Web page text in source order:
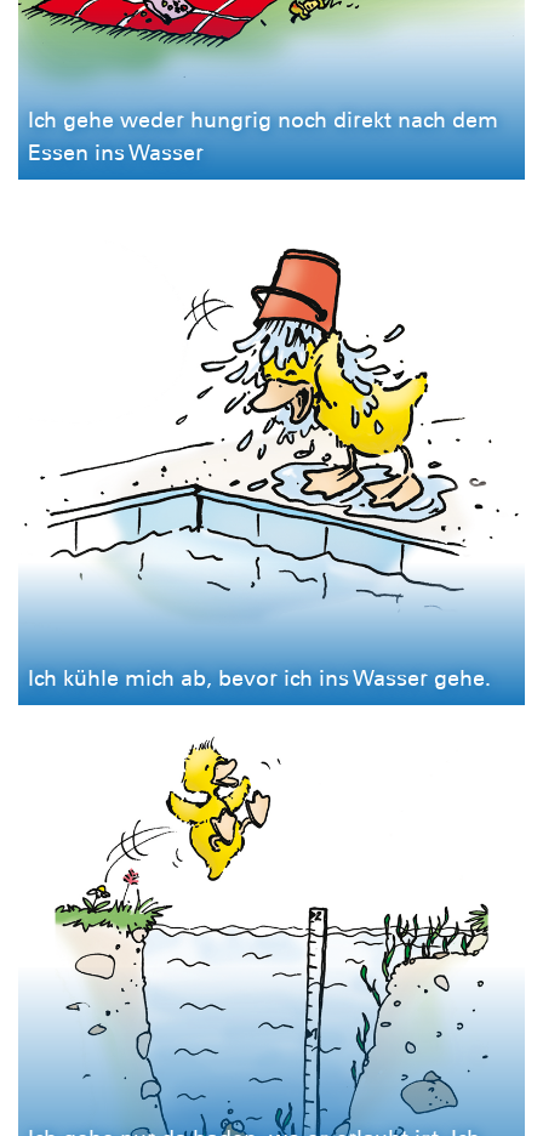
Ich gehe weder hungrig noch direkt nach dem
Essen ins Wasser
Ich kühle mich ab, bevor ich ins Wasser gehe.